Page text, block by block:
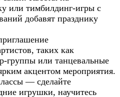
или тимбилдинг-игры с
добавят празднику
таких как
группы или танцевальные
акцентом мероприятия.
— сделайте
игрушки, научитесь